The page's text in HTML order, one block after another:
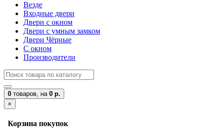
Везде
Входные двери
Двери с окном
Двери с умным замком
Двери Чёрные
C окном
Производители
0 товаров, на 0 р.
×
Корзина покупок